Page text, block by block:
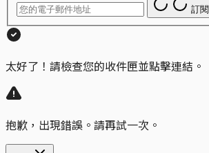
訂閱
太好了！請檢查您的收件匣並點擊連結。
抱歉，出現錯誤。請再試一次。